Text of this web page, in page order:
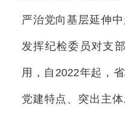
严治党向基层延伸
发挥纪检委员对支
用，自2022年起，
党建特点、突出主